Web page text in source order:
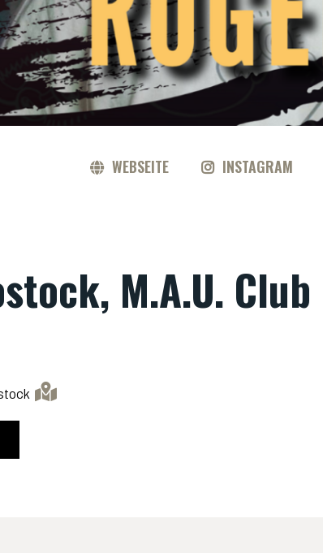
WEBSEITE INSTAGRAM
M.A.U. Club